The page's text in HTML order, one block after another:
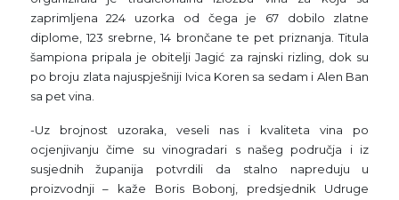
zaprimljena 224 uzorka od čega je 67 dobilo zlatne
diplome, 123 srebrne, 14 brončane te pet priznanja. Titula
šampiona pripala je obitelji Jagić za rajnski rizling, dok su
po broju zlata najuspješniji Ivica Koren sa sedam i Alen Ban
sa pet vina.
-Uz brojnost uzoraka, veseli nas i kvaliteta vina po
ocjenjivanju čime su vinogradari s našeg područja i iz
susjednih županija potvrdili da stalno napreduju u
proizvodnji – kaže Boris Bobonj, predsjednik Udruge